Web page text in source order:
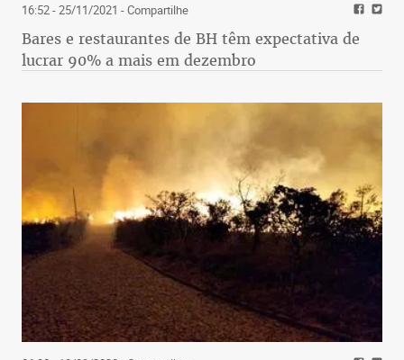
16:52 - 25/11/2021 - Compartilhe
Bares e restaurantes de BH têm expectativa de
lucrar 90% a mais em dezembro